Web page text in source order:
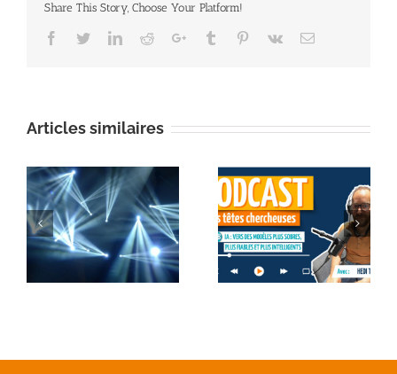
Share This Story, Choose Your Platform!
Facebook
TwitterLinkedinRedditGoogle+Tumblr Pinterest
Vk Email
Articles similaires